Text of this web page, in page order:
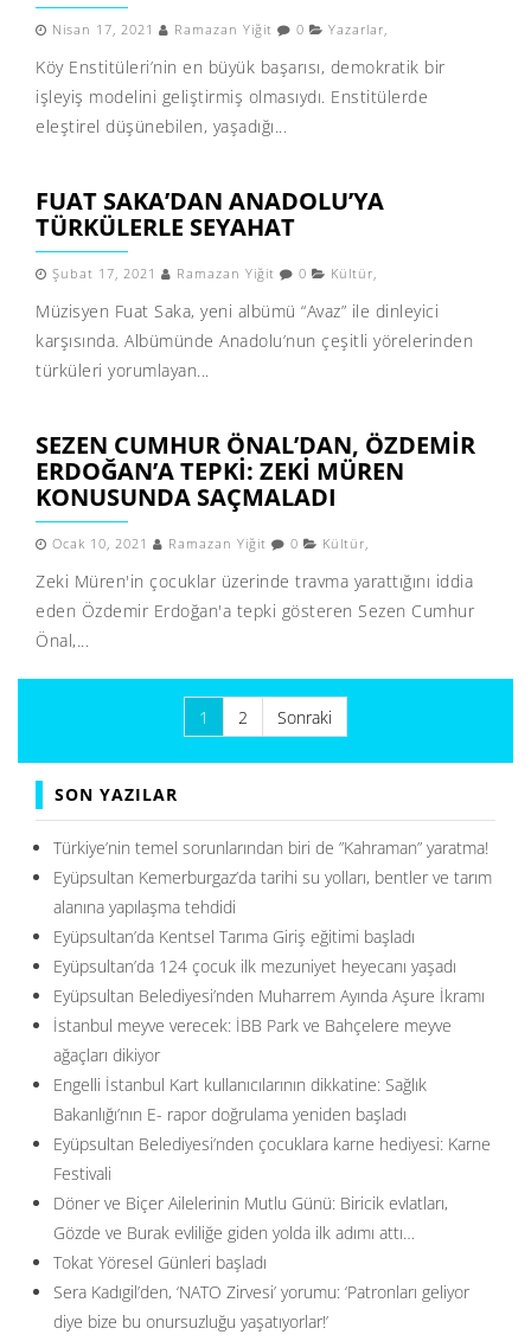
Nisan 17, 2021 Ramazan Yiğit 0 Yazarlar,
Köy Enstitüleri’nin en büyük başarısı, demokratik bir
işleyiş modelini geliştirmiş olmasıydı. Enstitülerde
eleştirel düşünebilen, yaşadığı...
FUAT SAKA’DAN ANADOLU’YA
TÜRKÜLERLE SEYAHAT
Şubat 17, 2021 Ramazan Yiğit 0 Kültür,
Müzisyen Fuat Saka, yeni albümü “Avaz” ile dinleyici
karşısında. Albümünde Anadolu’nun çeşitli yörelerinden
türküleri yorumlayan...
SEZEN CUMHUR ÖNAL’DAN, ÖZDEMIR
ERDOĞAN’A TEPKI: ZEKI MÜREN
KONUSUNDA SAÇMALADI
Ocak 10, 2021 Ramazan Yiğit 0 Kültür,
Zeki Müren'in çocuklar üzerinde travma yarattığını iddia
eden Özdemir Erdoğan'a tepki gösteren Sezen Cumhur
Önal,...
sayfalaması
1 2 Sonraki
SON YAZILAR
Türkiye’nin temel sorunlarından biri de ”Kahraman” yaratma!
Eyüpsultan Kemerburgaz’da tarihi su yolları, bentler ve tarım
alanına yapılaşma tehdidi
Eyüpsultan’da Kentsel Tarıma Giriş eğitimi başladı
Eyüpsultan’da 124 çocuk ilk mezuniyet heyecanı yaşadı
Eyüpsultan Belediyesi’nden Muharrem Ayında Aşure İkramı
İstanbul meyve verecek: İBB Park ve Bahçelere meyve
ağaçları dikiyor
Engelli İstanbul Kart kullanıcılarının dikkatine: Sağlık
Bakanlığı’nın E- rapor doğrulama yeniden başladı
Eyüpsultan Belediyesi’nden çocuklara karne hediyesi: Karne
Festivali
Döner ve Biçer Ailelerinin Mutlu Günü: Biricik evlatları,
Gözde ve Burak evliliğe giden yolda ilk adımı attı…
Tokat Yöresel Günleri başladı
Sera Kadıgil’den, ‘NATO Zirvesi’ yorumu: ‘Patronları geliyor
diye bize bu onursuzluğu yaşatıyorlar!’